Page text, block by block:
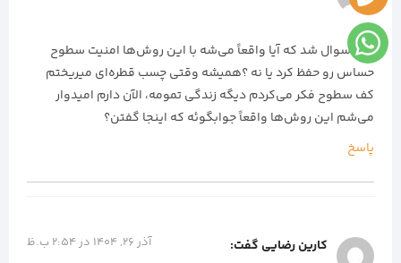
برام سوال شد که آیا واقعاً می‌شه با این روش‌ها امنیت سطوح
حساس رو حفظ کرد یا نه ؟همیشه وقتی چسب قطره‌ای میریختم
کف سطوح فکر می‌کردم دیگه زندگی تمومه، الآن دارم امیدوار
می‌شم این روش‌ها واقعاً جوابگوئه که اینجا گفتن؟
پاسخ
کارین رضایی گفت: آذر 26, 1404 در 2:54 ب.ظ